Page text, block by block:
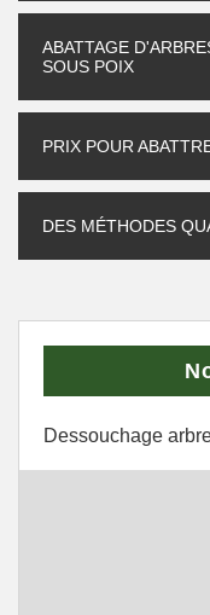
ABATTAGE
SOUS POIX
PRIX POUR
DES MÉTHODES
Dessouchage